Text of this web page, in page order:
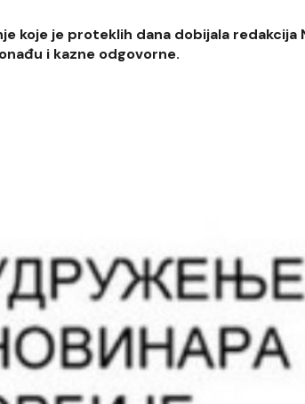
koje je proteklih dana dobijala redakcija
i kazne odgovorne.